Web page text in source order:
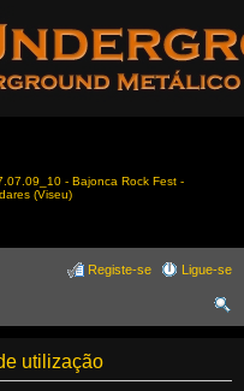
- Bajonca Rock Fest -
(Viseu)
Ligue-se
Registe-se
utilização